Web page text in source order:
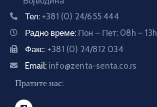
Тел: +381 (0) 24/655 444
Радно време: Пон – Пет: 08h – 13h
Факс: +381 (0) 24/812 034
Email: info@zenta-senta.co.rs
Пратите нас: